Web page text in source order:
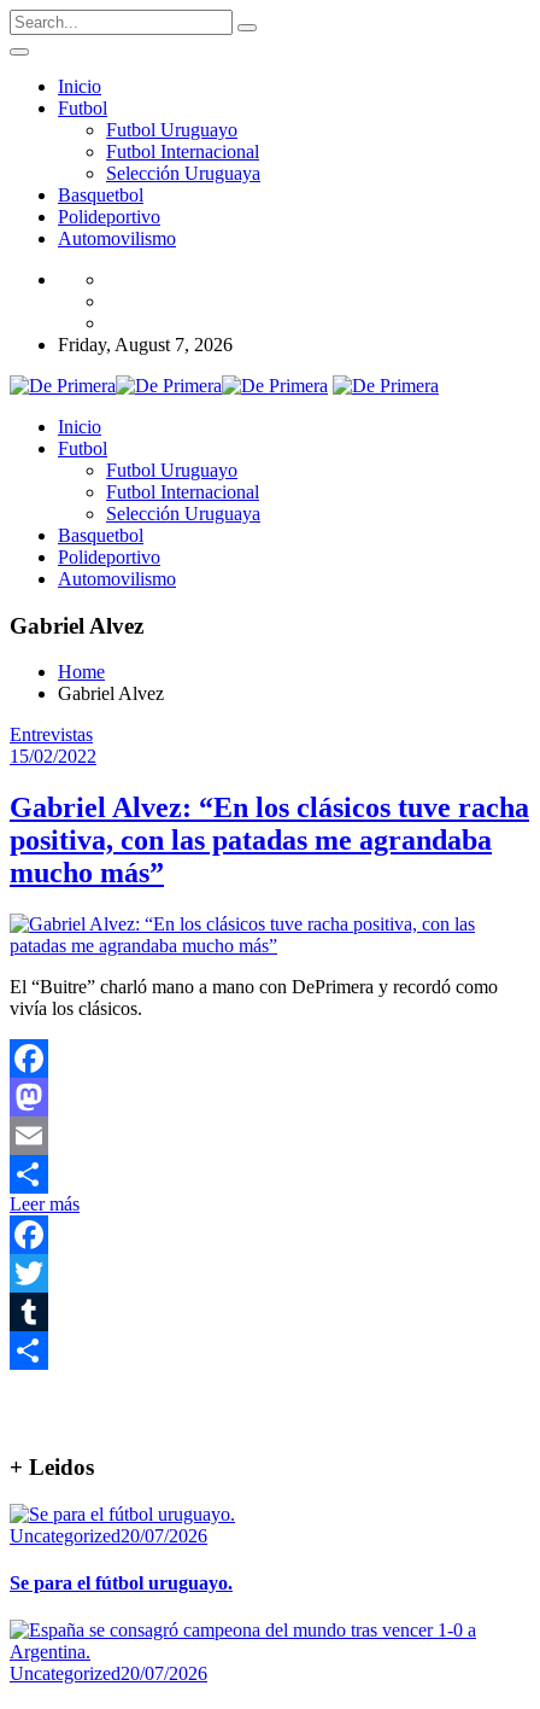
Inicio
Futbol
Futbol Uruguayo
Futbol Internacional
Selección Uruguaya
Basquetbol
Polideportivo
Automovilismo
Friday, August 7, 2026
Inicio
Futbol
Futbol Uruguayo
Futbol Internacional
Selección Uruguaya
Basquetbol
Polideportivo
Automovilismo
Gabriel Alvez
Home
Gabriel Alvez
Entrevistas
15/02/2022
Gabriel Alvez: “En los clásicos tuve racha
positiva, con las patadas me agrandaba
mucho más”
El “Buitre” charló mano a mano con DePrimera y recordó como
vivía los clásicos.
Facebook
Mastodon
Email
Compartir
Leer más
Facebook
Twitter
Tumblr
+ Leidos
Uncategorized20/07/2026
Se para el fútbol uruguayo.
Uncategorized20/07/2026